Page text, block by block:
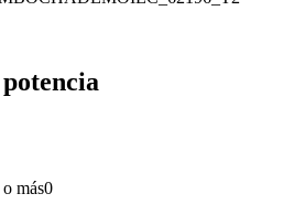
más0